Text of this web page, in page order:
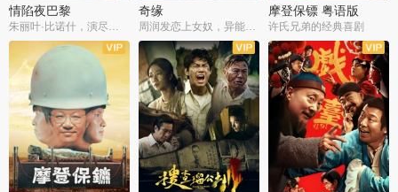
情陷夜巴黎
朱丽叶·比诺什，演尽失爱之痛
奇缘
周润发恋上女奴，异能护体战邪派
摩登保镖 粤语版
许氏兄弟的经典喜剧